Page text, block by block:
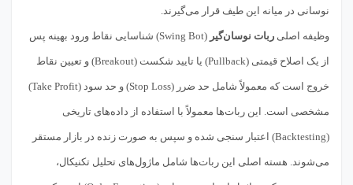
نوسانی در میانه این طیف قرار می‌گیرند.
وظیفه اصلی ربات نوسان‌گیر (Swing Bot) شناسایی نقاط ورود بهینه پس
از یک اصلاح قیمتی (Pullback) یا تایید شکست (Breakout) و تعیین نقاط
خروج است که معمولاً شامل حد ضرر (Stop Loss) و حد سود (Take Profit)
مشخصی است. این ربات‌ها معمولاً با استفاده از داده‌های تاریخی
(Backtesting) اعتبار سنجی شده و سپس به صورت زنده در بازار مستقر
می‌شوند. هسته اصلی این ربات‌ها شامل ماژول‌های تحلیل تکنیکال،